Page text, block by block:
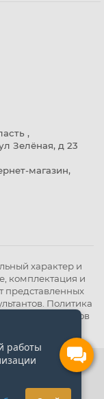
,
Зелёная, д 23
магазин,
характер и
комплектация и
представленных
Политика
обработки файлов
работы